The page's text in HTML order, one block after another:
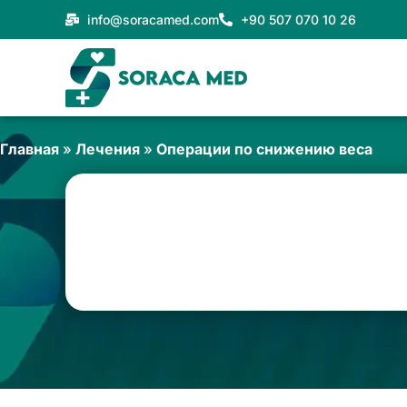
к
содержимому
info@soracamed.com +90 507 070 10 26
Главная » Лечения » Операции по снижению веса